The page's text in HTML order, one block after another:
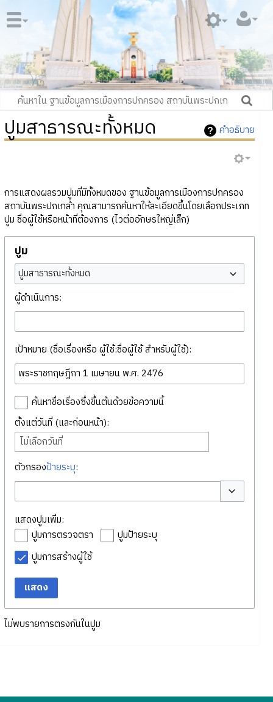
คำอธิบาย
ปูมสาธารณะทั้งหมด
การแสดงผลรวมปูมที่มีทั้งหมดของ ฐานข้อมูลการเมืองการปกครอง
สถาบันพระปกเกล้า คุณสามารถค้นหาให้ละเอียดขึ้นโดยเลือกประเภท
ปูม ชื่อผู้ใช้หรือหน้าที่ต้องการ (ไวต่ออักษรใหญ่เล็ก)
ปูม
ปูมสาธารณะทั้งหมด
ผู้ดำเนินการ:
เป้าหมาย (ชื่อเรื่องหรือ ผู้ใช้:ชื่อผู้ใช้ สำหรับผู้ใช้):
ค้นหาชื่อเรื่องซึ่งขึ้นต้นด้วยข้อความนี้
ตั้งแต่วันที่ (และก่อนหน้า):
ไม่เลือกวันที่
ตัวกรองป้ายระบุ:
สลับตัวเลือก
แสดงปูมเพิ่ม:
ปูมการตรวจตรา
ปูมป้ายระบุ
ปูมการสร้างผู้ใช้
แสดง
ไม่พบรายการตรงกันในปูม